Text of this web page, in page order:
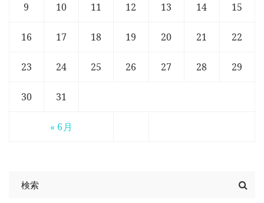
« 6月
9 10 11 12 13 14 15
16 17 18 19 20 21 22
23 24 25 26 27 28 29
30 31